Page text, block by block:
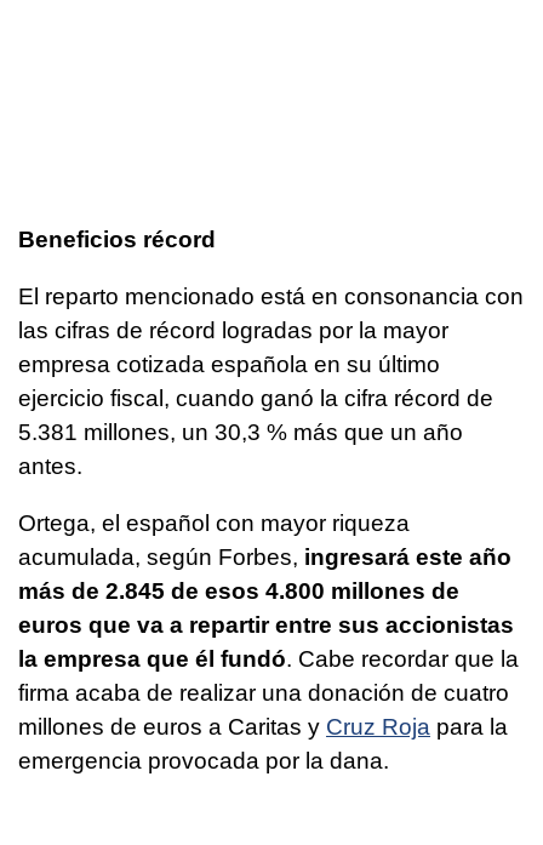
Beneficios récord
El reparto mencionado está en consonancia con
las cifras de récord logradas por la mayor
empresa cotizada española en su último
ejercicio fiscal, cuando ganó la cifra récord de
5.381 millones, un 30,3 % más que un año
antes.
Ortega, el español con mayor riqueza
acumulada, según Forbes, ingresará este año
más de 2.845 de esos 4.800 millones de
euros que va a repartir entre sus accionistas
la empresa que él fundó. Cabe recordar que la
firma acaba de realizar una donación de cuatro
millones de euros a Caritas y Cruz Roja para la
emergencia provocada por la dana.